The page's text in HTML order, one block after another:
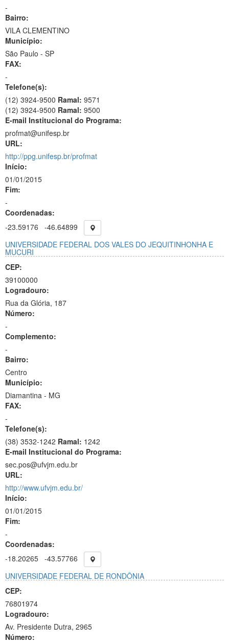
-
Bairro:
VILA CLEMENTINO
Município:
São Paulo - SP
FAX:
-
Telefone(s):
(12) 3924-9500 Ramal: 9571
(12) 3924-9500 Ramal: 9500
E-mail Institucional do Programa:
profmat@unifesp.br
URL:
http://ppg.unifesp.br/profmat
Início:
01/01/2015
Fim:
-
Coordenadas:
-23.59176
-46.64899
UNIVERSIDADE FEDERAL DOS VALES DO JEQUITINHONHA E
MUCURI
CEP:
39100000
Logradouro:
Rua da Glória, 187
Número:
-
Complemento:
-
Bairro:
Centro
Município:
Diamantina - MG
FAX:
-
Telefone(s):
(38) 3532-1242 Ramal: 1242
E-mail Institucional do Programa:
sec.pos@ufvjm.edu.br
URL:
http://www.ufvjm.edu.br/
Início:
01/01/2015
Fim:
-
Coordenadas:
-18.20265 -43.57766
UNIVERSIDADE FEDERAL DE RONDÔNIA
CEP:
76801974
Logradouro:
Av. Presidente Dutra, 2965
Número: